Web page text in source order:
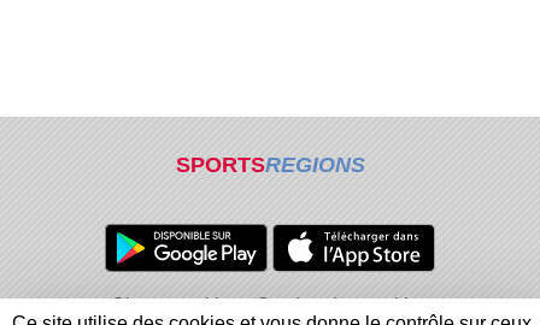
SPORTSREGIONS
Charte cookies
Gestion des cookies